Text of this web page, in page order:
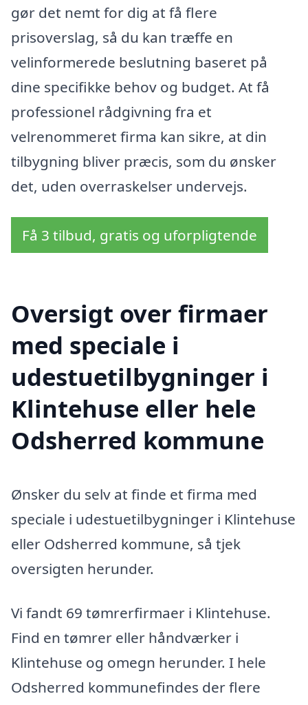
gør det nemt for dig at få flere
prisoverslag, så du kan træffe en
velinformerede beslutning baseret på
dine specifikke behov og budget. At få
professionel rådgivning fra et
velrenommeret firma kan sikre, at din
tilbygning bliver præcis, som du ønsker
det, uden overraskelser undervejs.
Få 3 tilbud, gratis og uforpligtende
Oversigt over firmaer
med speciale i
udestuetilbygninger i
Klintehuse eller hele
Odsherred kommune
Ønsker du selv at finde et firma med
speciale i udestuetilbygninger i Klintehuse
eller Odsherred kommune, så tjek
oversigten herunder.
Vi fandt 69 tømrerfirmaer i Klintehuse.
Find en tømrer eller håndværker i
Klintehuse og omegn herunder. I hele
Odsherred kommunefindes der flere